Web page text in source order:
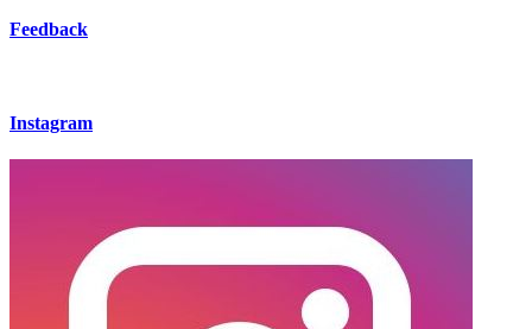
Feedback
Instagram